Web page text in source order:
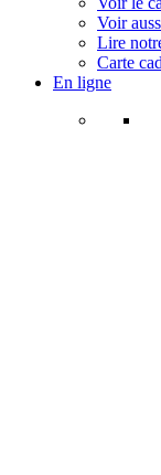
Voir
Lire
Carte
En ligne